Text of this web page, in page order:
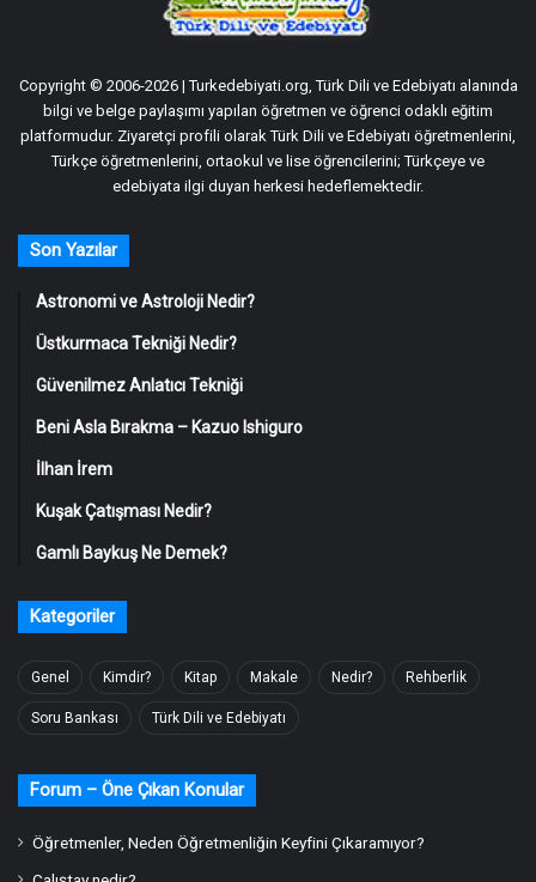
Copyright © 2006-2026 | Turkedebiyati.org, Türk Dili ve Edebiyatı alanında
bilgi ve belge paylaşımı yapılan öğretmen ve öğrenci odaklı eğitim
platformudur. Ziyaretçi profili olarak Türk Dili ve Edebiyatı öğretmenlerini,
Türkçe öğretmenlerini, ortaokul ve lise öğrencilerini; Türkçeye ve
edebiyata ilgi duyan herkesi hedeflemektedir.
Son Yazılar
Astronomi ve Astroloji Nedir?
Üstkurmaca Tekniği Nedir?
Güvenilmez Anlatıcı Tekniği
Beni Asla Bırakma – Kazuo Ishiguro
İlhan İrem
Kuşak Çatışması Nedir?
Gamlı Baykuş Ne Demek?
Kategoriler
Genel Kimdir? Kitap Makale Nedir? Rehberlik
Soru Bankası Türk Dili ve Edebiyatı
Forum – Öne Çıkan Konular
Öğretmenler, Neden Öğretmenliğin Keyfini Çıkaramıyor?